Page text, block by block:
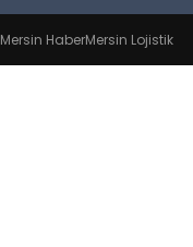
Mersin HaberMersin Lojistik